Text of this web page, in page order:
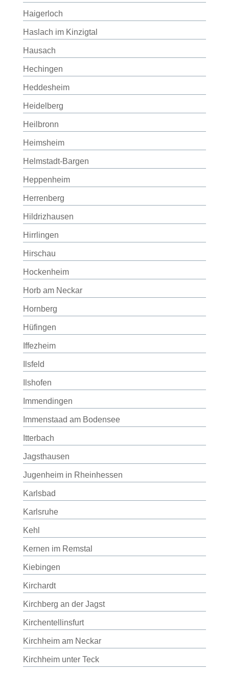
Haigerloch
Haslach im Kinzigtal
Hausach
Hechingen
Heddesheim
Heidelberg
Heilbronn
Heimsheim
Helmstadt-Bargen
Heppenheim
Herrenberg
Hildrizhausen
Hirrlingen
Hirschau
Hockenheim
Horb am Neckar
Hornberg
Hüfingen
Iffezheim
Ilsfeld
Ilshofen
Immendingen
Immenstaad am Bodensee
Itterbach
Jagsthausen
Jugenheim in Rheinhessen
Karlsbad
Karlsruhe
Kehl
Kernen im Remstal
Kiebingen
Kirchardt
Kirchberg an der Jagst
Kirchentellinsfurt
Kirchheim am Neckar
Kirchheim unter Teck